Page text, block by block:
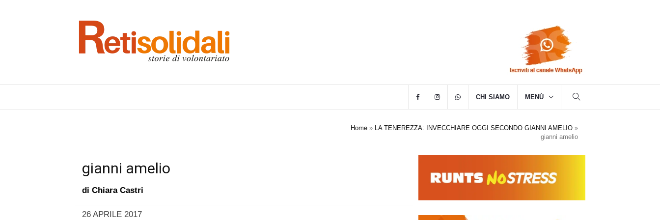
CHI SIAMO MENÙ
Home » LA TENEREZZA: INVECCHIARE OGGI SECONDO GIANNI AMELIO »
gianni amelio
gianni amelio
di Chiara Castri
26 APRILE 2017